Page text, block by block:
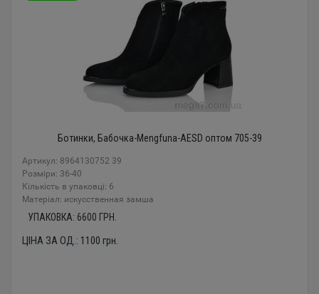
Ботинки, Бабочка-Mengfuna-AESD оптом 705-39
Артикул: 8964130752 39
Розміри: 36-40
Кількість в упаковці: 6
Mатеріал: искусственная замша
УПАКОВКА: 6600 ГРН.
ЦІНА ЗА ОД.: 1100 грн.